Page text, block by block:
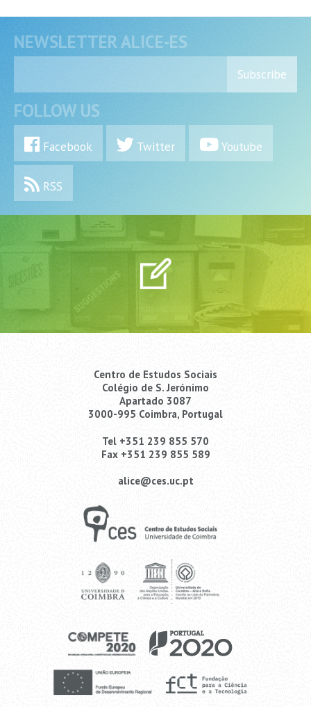
NEWSLETTER ALICE-ES
Subscribe
FOLLOW US
Facebook Twitter Youtube
RSS
Centro de Estudos Sociais
Colégio de S. Jerónimo
Apartado 3087
3000-995 Coimbra, Portugal
Tel +351 239 855 570
Fax +351 239 855 589
alice@ces.uc.pt